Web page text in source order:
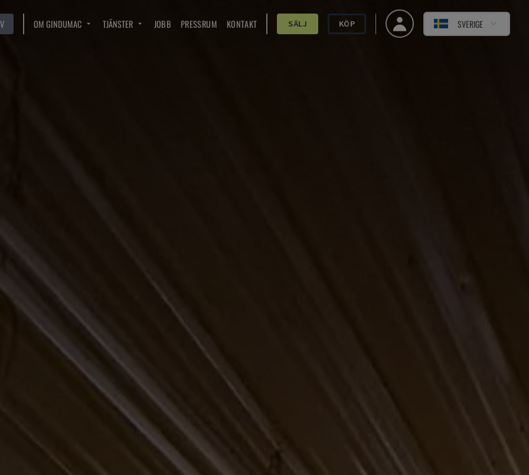
OM GINDUMAC TJÄNSTER JOBB PRESSRUM KONTAKT SÄLJ KÖP SVERIGE